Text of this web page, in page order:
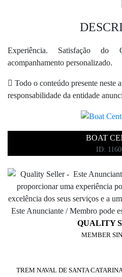
Experiência. Satisfação
acompanhamento personalizado.
Todo o conteúdo presente neste
responsabilidade da entidade
BOAT
ID:
QUALITY
MEMBER
TREM NAVAL DE SANTA